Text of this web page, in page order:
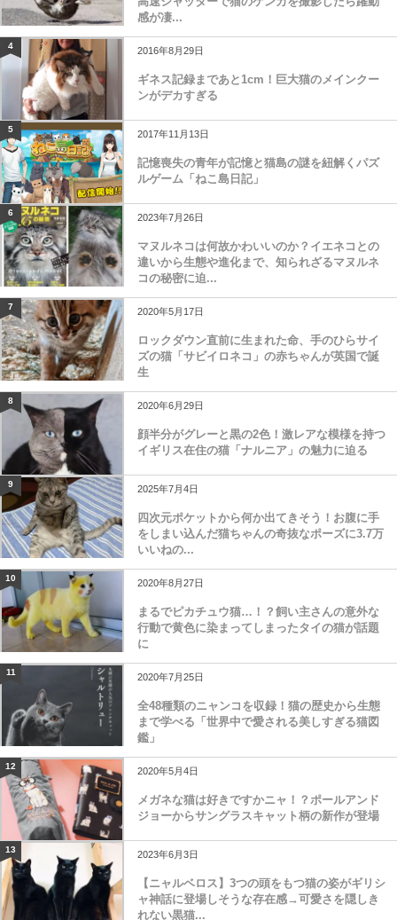
感が凄...
4 2016年8月29日
ギネス記録まであと1cm！巨大猫のメインクー
ンがデカすぎる
5 2017年11月13日
記憶喪失の青年が記憶と猫島の謎を紐解くパズ
ルゲーム「ねこ島日記」
6 2023年7月26日
マヌルネコは何故かわいいのか？イエネコとの
違いから生態や進化まで、知られざるマヌルネ
コの秘密に迫...
7 2020年5月17日
ロックダウン直前に生まれた命、手のひらサイ
ズの猫「サビイロネコ」の赤ちゃんが英国で誕
生
8 2020年6月29日
顔半分がグレーと黒の2色！激レアな模様を持つ
イギリス在住の猫「ナルニア」の魅力に迫る
9 2025年7月4日
四次元ポケットから何か出てきそう！お腹に手
をしまい込んだ猫ちゃんの奇抜なポーズに3.7万
いいねの...
10 2020年8月27日
まるでピカチュウ猫…！？飼い主さんの意外な
行動で黄色に染まってしまったタイの猫が話題
に
11 2020年7月25日
全48種類のニャンコを収録！猫の歴史から生態
まで学べる「世界中で愛される美しすぎる猫図
鑑」
12 2020年5月4日
メガネな猫は好きですかニャ！？ポールアンド
ジョーからサングラスキャット柄の新作が登場
13 2023年6月3日
【ニャルベロス】3つの頭をもつ猫の姿がギリシ
ャ神話に登場しそうな存在感→可愛さを隠しき
れない黒猫...